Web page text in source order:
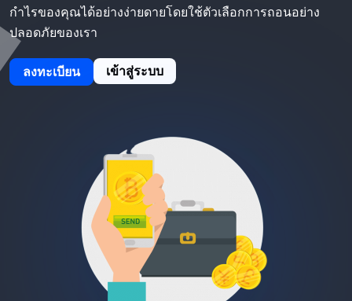
กำไรของคุณได้อย่างง่ายดายโดยใช้ตัวเลือกการถอนอย่าง
ปลอดภัยของเรา
ลงทะเบียน เข้าสู่ระบบ